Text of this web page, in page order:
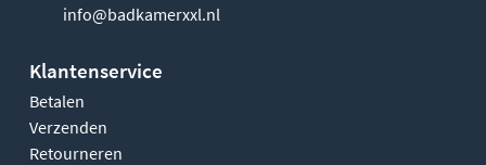
info@badkamerxxl.nl
Klantenservice
Betalen
Verzenden
Retourneren